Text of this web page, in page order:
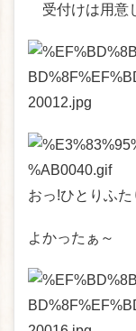
受付けは用意
おっ!ひとりふた
よかったぁ～